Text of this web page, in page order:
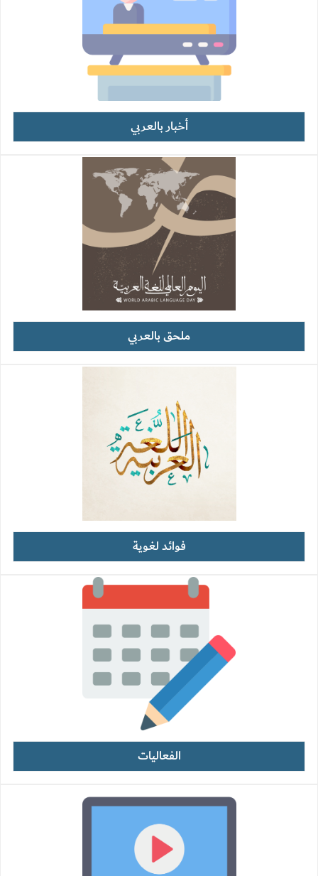
أخبار بالعربي
ملحق بالعربي
فوائد لغوية
الفعاليات